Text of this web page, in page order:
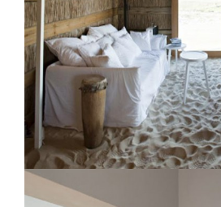
Camp de brousse